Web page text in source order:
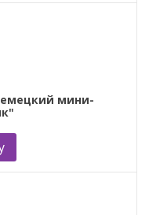
мини-